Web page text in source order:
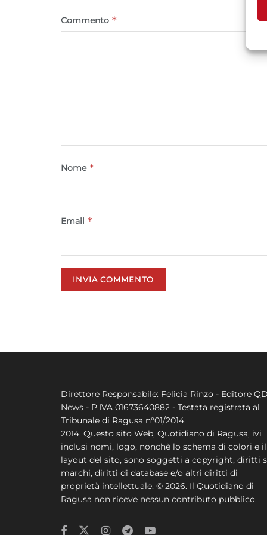
Commento *
Nome *
Email *
Direttore Responsabile: Felicia Rinzo - Editore
News - P.IVA 01673640882 - Testata registrata al
Tribunale di Ragusa n°01/2014.
2014. Questo sito Web, Quotidiano di Ragusa, ivi
inclusi nomi, logo, nonchè lo schema di colori e il
layout del sito, sono soggetti a copyright, diritti
marchi, diritti di database e/o altri diritti di
proprietà intellettuale. © 2026. Il Quotidiano di
Ragusa non riceve nessun contributo pubblico.